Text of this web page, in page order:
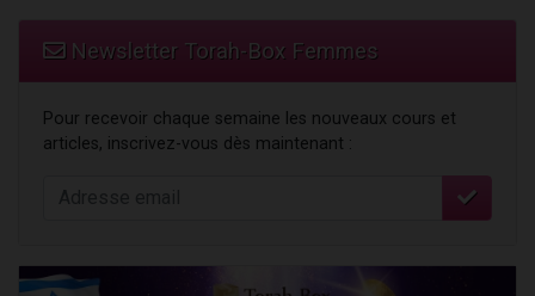
Newsletter Torah-Box Femmes
Pour recevoir chaque semaine les nouveaux cours et
articles, inscrivez-vous dès maintenant :